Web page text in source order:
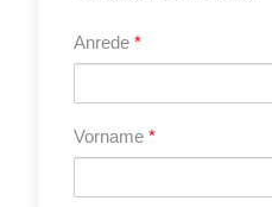
Anrede *
Vorname *